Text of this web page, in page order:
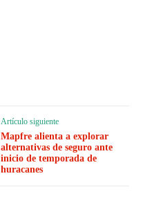
Artículo siguiente
Mapfre alienta a explorar
alternativas de seguro ante
inicio de temporada de
huracanes